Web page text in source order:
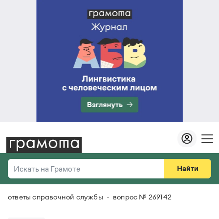
Искать на Грамоте
Справочная служба
Найти
Везде
ответы справочной службы вопрос № 269142